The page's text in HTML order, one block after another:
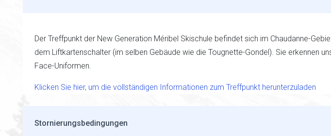
Der Treffpunkt der New Generation Méribel Skischule befindet sich im Chaudanne-
dem Liftkartenschalter (im selben Gebäude wie die Tougnette-Gondel). Sie erkennen
Face-Uniformen.
Klicken Sie hier, um die vollständigen Informationen zum Treffpunkt herunterzuladen
Stornierungsbedingungen